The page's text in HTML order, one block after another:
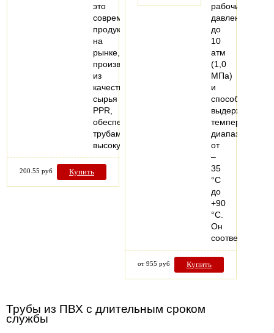
это
современный
продукт
на
рынке,
производимый
из
качественного
сырья
PPR,
обеспечивающего
трубам
высокую…
200.55 руб Купить
рабочим
давлением
до
10
атм
(1,0
МПа)
и
способен
выдерживать
температурный
диапазон
от
–
35
°С
до
+90
°С.
Он
от 955 руб Купить
Трубы из ПВХ с длительным сроком
службы